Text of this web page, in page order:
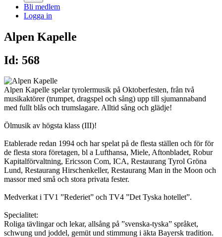
Bli medlem
Logga in
Alpen Kapelle
Id: 568
Alpen Kapelle spelar tyrolermusik på Oktoberfesten, från två
musikaktörer (trumpet, dragspel och sång) upp till sjumannaband
med fullt blås och trumslagare. Alltid sång och glädje!
Ölmusik av högsta klass (III)!
Etablerade redan 1994 och har spelat på de flesta ställen och för för
de flesta stora företagen, bl a Lufthansa, Miele, Aftonbladet, Robur
Kapitalförvaltning, Ericsson Com, ICA, Restaurang Tyrol Gröna
Lund, Restaurang Hirschenkeller, Restaurang Man in the Moon och
massor med små och stora privata fester.
Medverkat i TV1 ”Rederiet” och TV4 ”Det Tyska hotellet”.
Specialitet:
Roliga tävlingar och lekar, allsång på ”svenska-tyska” språket,
schwung und joddel, gemüt und stimmung i äkta Bayersk tradition.